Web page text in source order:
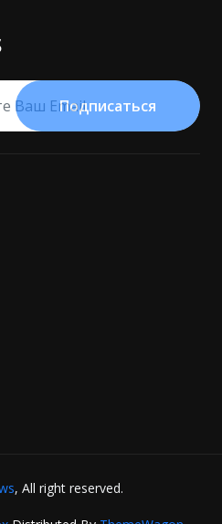
Подписаться
, All right reserved.